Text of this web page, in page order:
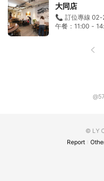
站），於「安東
行 2–5 分鐘
大同店
📞 訂位專線 02-2756-0882 📍
午餐：11:00 -
© LY
Report